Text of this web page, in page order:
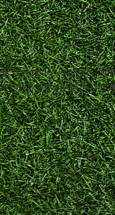
verwenden wir
oder eindeutige IDs